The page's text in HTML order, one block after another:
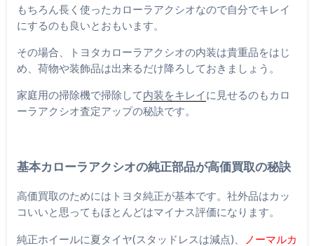
もちろん長く使ったカローラアクシオなので自分でキレイ
にするのも良いとおもいます。
その場合、トヨタカローラアクシオの内装は貴重品をはじ
め、荷物や装飾品は出来るだけ降ろしておきましょう。
家庭用の掃除機で掃除して内装をキレイに見せるのもカロ
ーラアクシオ査定アップの秘訣です。
基本カローラアクシオの純正部品が高価買取の秘訣
高価買取のためにはトヨタ純正が基本です。社外品はカッ
コいいと思ってもほとんどはマイナス評価になります。
純正ホイールに夏タイヤ(スタッドレスは減点)、
ノーマルカ